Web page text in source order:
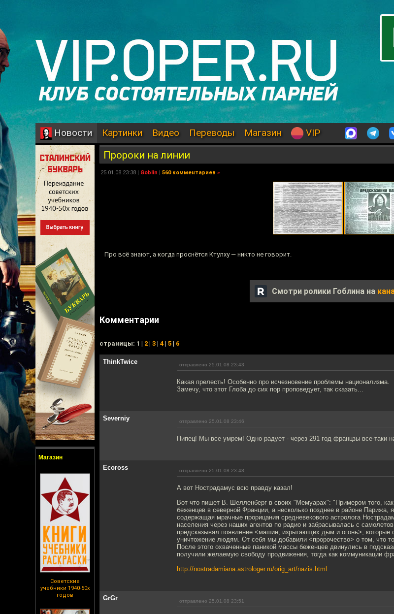
Новости Картинки Видео Переводы Магазин VIP
Магазин
Советские
учебники 1940-50х
годов
Пророки на линии
25.01.08 23:38 | Goblin | 560 комментариев »
Про всё знают, а когда проснётся Ктулху — никто не говорит.
Смотри ролики Гоблина на
Комментарии
cтраницы: 1 | 2 | 3 | 4 | 5 | 6
ThinkTwice отправлено 25.01.08 23:43
Какая прелесть! Особенно про исчезновение проблемы национализма.
Замечу, что этот Глоба до сих пор проповедует, так сказать...
Severniy отправлено 25.01.08 23:46
Пипец! Мы все умрем! Одно радует - через 291 год францзы все-таки
Ecoross отправлено 25.01.08 23:48
А вот Нострадамус всю правду казал!
Вот что пишет В. Шелленберг в своих "Мемуарах": "Примером того,
беженцев в северной Франции, а несколько позднее в районе Парижа,
содержащая мрачные прорицания средневекового астролога
населения через наших агентов по радио и забрасывалась с
предсказывал появление <машин, изрыгающих дым и огонь>, которые
уничтожение людям. От себя мы добавили <пророчество> о том, что
После этого охваченные паникой массы беженцев двинулись в
получили желаемую свободу продвижения, тогда как коммуникации
http://nostradamiana.astrologer.ru/orig_art/nazis.html
GrGr отправлено 25.01.08 23:51